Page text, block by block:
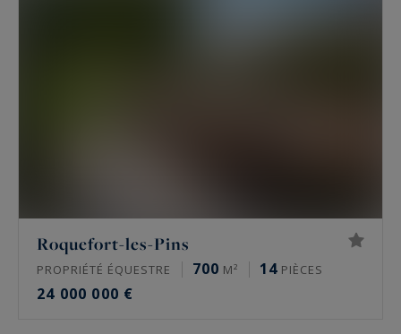
Roquefort-les-Pins
PROPRIÉTÉ ÉQUESTRE 700 M² 14 PIÈCES
24 000 000 €